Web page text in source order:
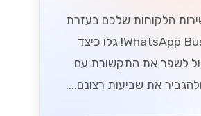
הלקוחות שלכם בעזרת
WhatsApp Business API! גלו כיצד
לשפר את התקשורת עם
את שביעות רצונם....